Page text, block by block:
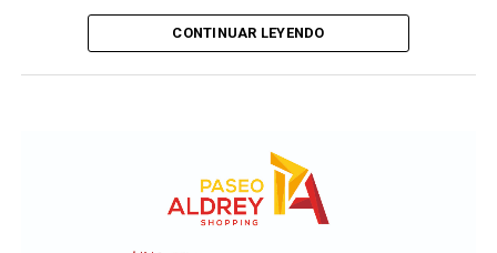
CONTINUAR LEYENDO